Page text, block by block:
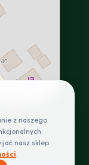
VIEW
z naszego
nasz sklep.
.